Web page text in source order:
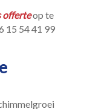
offerteop te
15 54 41 99